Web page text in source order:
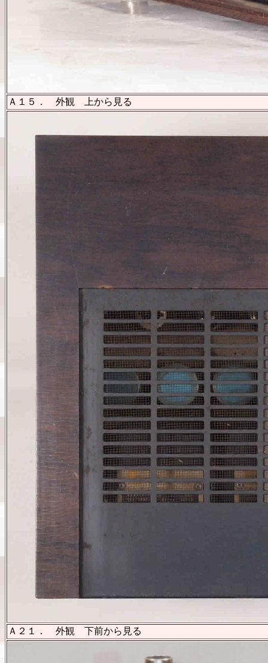
Ａ１５． 外観 上から見る
Ａ２１． 外観 下前から見る